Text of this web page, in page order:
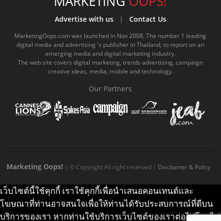
b
o
o
k
c
o
u
b
e
.
o
m
m
e
a
g
r
a
.
o
k
.
c
m
Advertise with us| Contact Us
MarketingOops.com was launched in Nov 2008, The number 1 leading
digital media and advertising 's publisher in Thailand, to report on an
emerging media and digital marketing industry.
The web site covers digital marketing, trends advertising, campaign
creative ideas, media, mobile and technology.
Our Partners
Marketing Oops! | © Copyright All right reserved | Discliamer & Policy
เว็บไซต์นี้ใช้คุกกี้ เราใช้คุกกี้เพื่อนำเสนอคอนเทนต์และ
โฆษณาที่ท่านอาจสนใจเพื่อให้ท่านได้รับประสบการณ์ที่ดีบน
บริการของเรา หากท่านใช้บริการเว็บไซต์ของเราต่อไปโดยไม่